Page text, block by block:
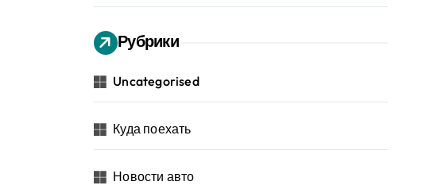
Рубрики
Uncategorised
Куда поехать
Новости авто